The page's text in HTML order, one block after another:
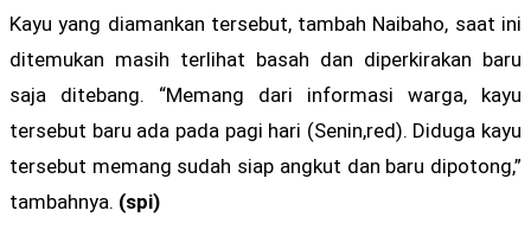
Kayu yang diamankan tersebut, tambah Naibaho, saat ini
ditemukan masih terlihat basah dan diperkirakan baru
saja ditebang. “Memang dari informasi warga, kayu
tersebut baru ada pada pagi hari (Senin,red). Diduga kayu
tersebut memang sudah siap angkut dan baru dipotong,”
tambahnya. (spi)